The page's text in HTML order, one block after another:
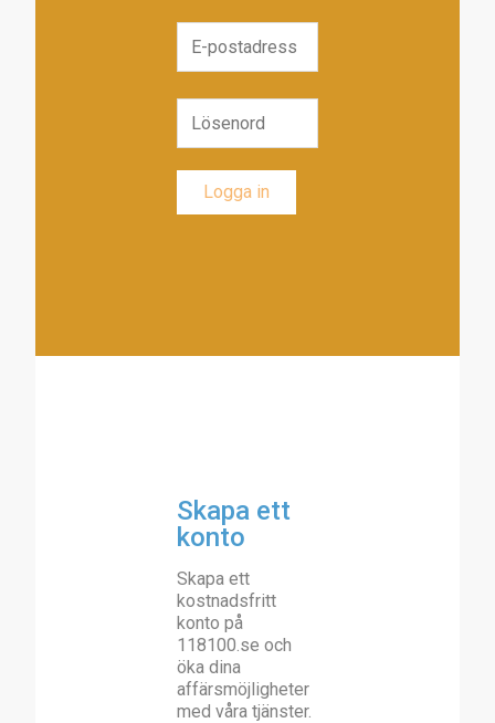
Skapa ett
konto
Skapa ett
kostnadsfritt
konto på
118100.se och
öka dina
affärsmöjligheter
med våra tjänster.